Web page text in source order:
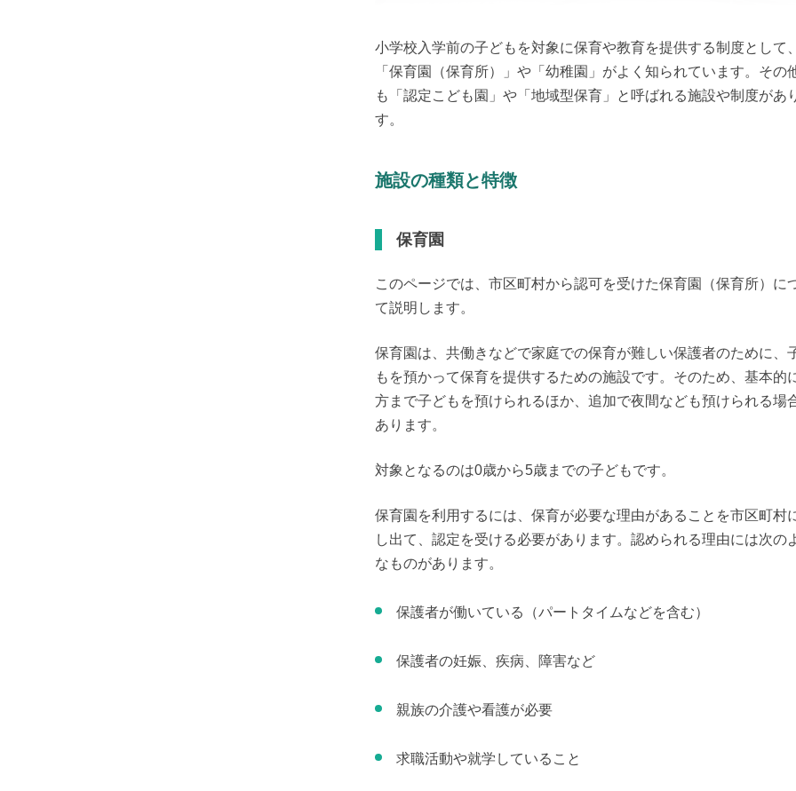
小学校入学前の子どもを対象に保育や教育を提供する制度として、
「保育園（保育所）」や「幼稚園」がよく知られています。その
も「認定こども園」や「地域型保育」と呼ばれる施設や制度があ
す。
施設の種類と特徴
保育園
このページでは、市区町村から認可を受けた保育園（保育所）に
て説明します。
保育園は、共働きなどで家庭での保育が難しい保護者のために、
もを預かって保育を提供するための施設です。そのため、基本的
方まで子どもを預けられるほか、追加で夜間なども預けられる場
あります。
対象となるのは0歳から5歳までの子どもです。
保育園を利用するには、保育が必要な理由があることを市区町村
し出て、認定を受ける必要があります。認められる理由には次の
なものがあります。
保護者が働いている（パートタイムなどを含む）
保護者の妊娠、疾病、障害など
親族の介護や看護が必要
求職活動や就学していること